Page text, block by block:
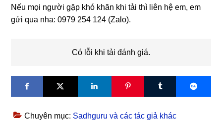
Nếu mọi người gặp khó khăn khi tải thì liên hệ em, em
gửi qua nha: 0979 254 124 (Zalo).
Có lỗi khi tải đánh giá.
Chuyên mục: Sadhguru và các tác giả khác